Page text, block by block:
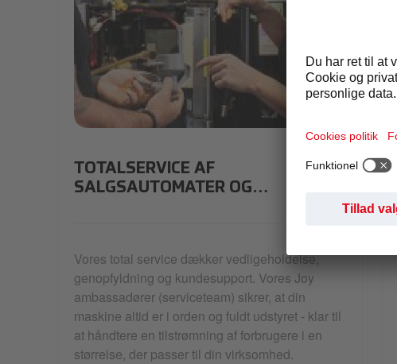
TOTALSERVICE AF
SALGSAUTOMATER OG
Vores total service dækker vedligeholdelse,
genopfyldning og kundesupport. Vores Joy
ambassadører (serviceteam) sikrer, at din
maskine altid er i orden og fuldt udstyret - klar til
at håndtere en tilstrømning af forbrugere i en
størrelse, der passer til din virksomhed.